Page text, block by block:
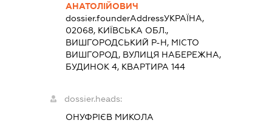
АНАТОЛІЙОВИЧ
dossier.founderAddressУКРАЇНА,
02068, КИЇВСЬКА ОБЛ.,
ВИШГОРОДСЬКИЙ Р-Н, МІСТО
ВИШГОРОД, ВУЛИЦЯ НАБЕРЕЖНА,
БУДИНОК 4, КВАРТИРА 144
dossier.heads:
ОНУФРІЄВ МИКОЛА